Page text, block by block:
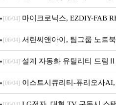
[06/04] 마이크로닉스, EZDIY-FAB
시
[06/04] 서린씨앤아이, 팀그룹 노트
5600MHz 16GB 출시
[06/04] 설계 자동화 유틸리티 드림
무상 배포
[06/04] 이스트시큐리티-퓨리오사